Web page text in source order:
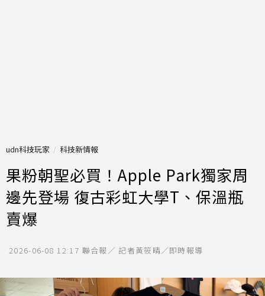
udn科技玩家 科技新情報
果粉朝聖必買！Apple Park獨家周
邊先登場 復古彩虹大學T、保溫瓶
賣爆
2026-06-08 12:17 聯合報／ 記者黃筱晴／即時報導